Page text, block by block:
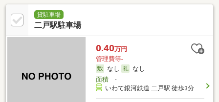
貸駐車場
二戸駅駐車場
0.40万円
管理費等-
なし
なし
面積-
いわて銀河鉄道 二戸駅 徒歩3分